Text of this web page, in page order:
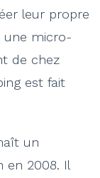
leur propre
une micro-
de chez
est fait
un
en 2008. Il